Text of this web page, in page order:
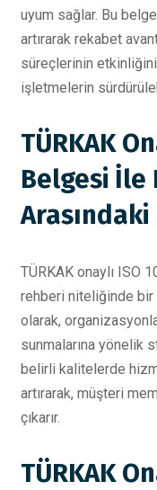
uyum sağlar. Bu
artırarak rekabet
süreçlerinin
işletmelerin
TÜRKAK
Belgesi İle
TÜRKAK onaylı ISO
rehberi niteliğinde
olarak,
sunmalarına yönelik
belirli kalitelerde
artırarak, müşteri
çıkarır.
TÜRKAK